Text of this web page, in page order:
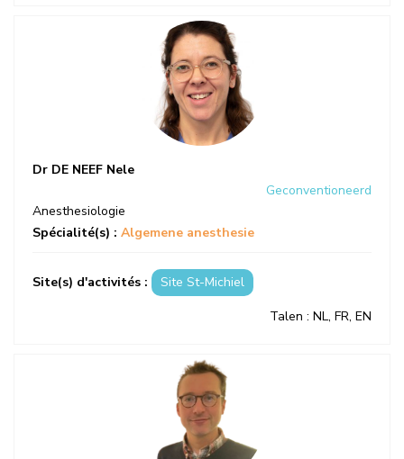
Dr DE NEEF Nele
Geconventioneerd
Anesthesiologie
Spécialité(s) : Algemene anesthesie
Site(s) d'activités :
Site St-Michiel
Talen : NL, FR, EN